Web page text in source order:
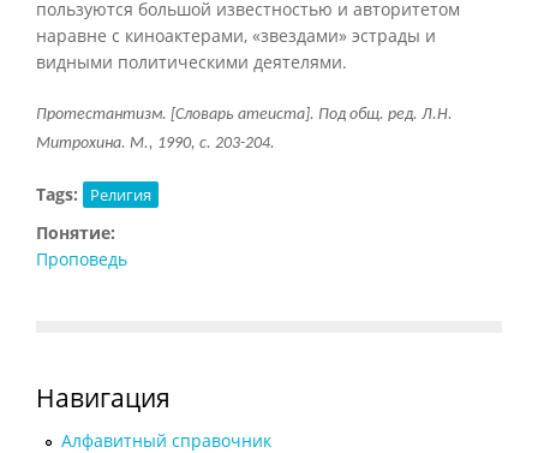
пользуются большой известностью и авторитетом
наравне с киноактерами, «звездами» эстрады и
видными политическими деятелями.
Протестантизм. [Словарь атеиста]. Под общ. ред. Л.Н.
Митрохина. М., 1990, с. 203-204.
Tags: Религия
Понятие:
Проповедь
Навигация
Алфавитный справочник